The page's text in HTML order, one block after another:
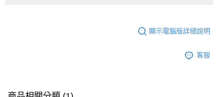
顯示電腦版詳細說明
客服